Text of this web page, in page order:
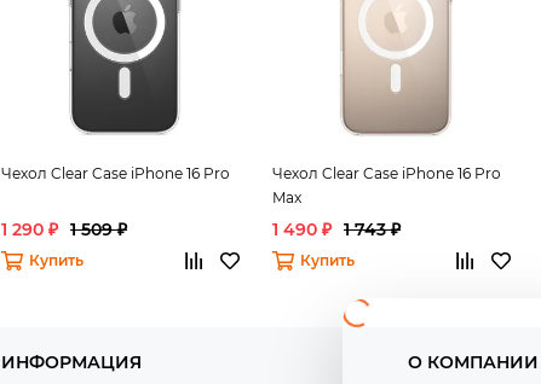
Чехол Clear Case iPhone 16 Pro
1 290 ₽ 1 509 ₽
Купить
Чехол Clear Case iPhone 16 Pro
Max
1 490 ₽ 1 743 ₽
Купить
ИНФОРМАЦИЯ
О КОМПАНИИ